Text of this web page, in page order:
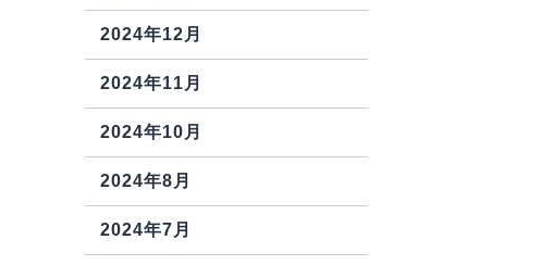
2024年12月
2024年11月
2024年10月
2024年8月
2024年7月